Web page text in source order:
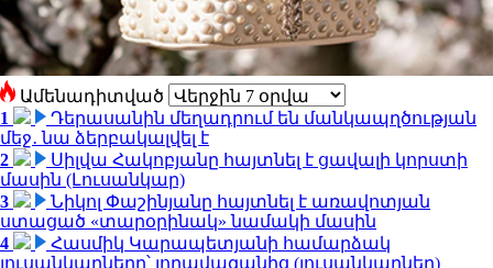
Ամենադիտված
1
Դերասանին մեղադրում են մանկապղծության
մեջ․ նա ձերբակալվել է
2
Սիլվա Հակոբյանը հայտնել է ցավալի կորստի
մասին (Լուսանկար)
3
Նիկոլ Փաշինյանը հայտնել է առավոտյան
ստացած «տարօրինակ» նամակի մասին
4
Հասմիկ Կարապետյանի համարձակ
լուսանկարները՝ լողավազանից (լուսանկարներ)